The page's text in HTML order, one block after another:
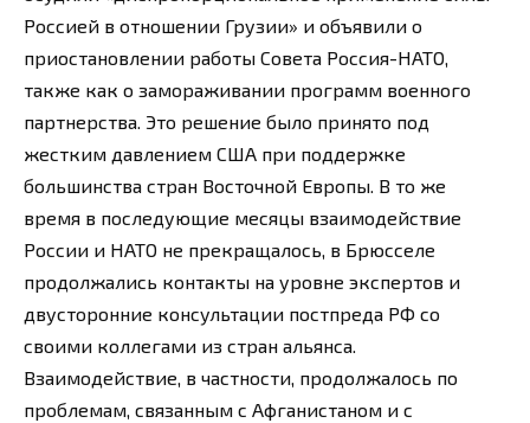
Россией в отношении Грузии» и объявили о
приостановлении работы Совета Россия-НАТО,
также как о замораживании программ военного
партнерства. Это решение было принято под
жестким давлением США при поддержке
большинства стран Восточной Европы. В то же
время в последующие месяцы взаимодействие
России и НАТО не прекращалось, в Брюсселе
продолжались контакты на уровне экспертов и
двусторонние консультации постпреда РФ со
своими коллегами из стран альянса.
Взаимодействие, в частности, продолжалось по
проблемам, связанным с Афганистаном и с